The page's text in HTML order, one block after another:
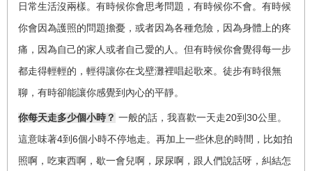
日常生活沒兩樣。有時候你會思考問題，有時候你不會。有時候
你會因為護照的問題擔憂，或者因為各種危險，因為身體上的疼
痛，因為自己的家人或者自己愛的人。但有時候你會覺得每一步
都走得輕輕的，輕得讓你在戈壁灘裡唱起歌來。徒步有時很無
聊，有時卻能讓你感覺到內心的平靜。
你每天走多少個小時？ 一般的話，我喜歡一天走20到 30公里。
這意味著4到 6個小時不停地走。再加上一些休息的時間，比如拍
照啊，吃東西啊，歇一會兒啊，尿尿啊，跟人們說話呀，糾結怎